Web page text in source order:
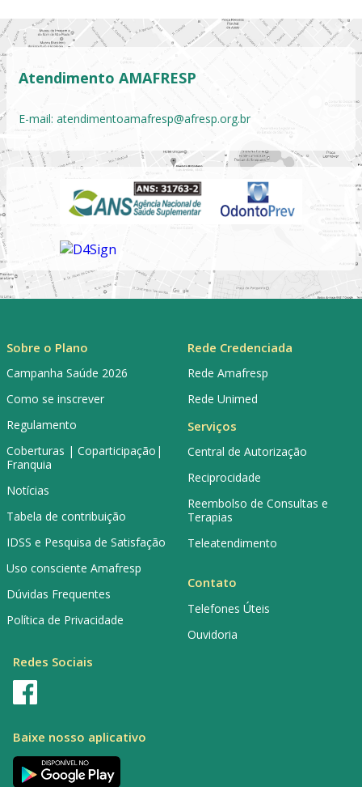
Atendimento AMAFRESP
E-mail: atendimentoamafresp@afresp.org.br
Sobre o Plano
Campanha Saúde 2026
Como se inscrever
Regulamento
Coberturas | Coparticipação|
Franquia
Notícias
Tabela de contribuição
IDSS e Pesquisa de Satisfação
Uso consciente Amafresp
Dúvidas Frequentes
Política de Privacidade
Rede Credenciada
Rede Amafresp
Rede Unimed
Serviços
Central de Autorização
Reciprocidade
Reembolso de Consultas e
Terapias
Teleatendimento
Contato
Telefones Úteis
Ouvidoria
Redes Sociais
Baixe nosso aplicativo